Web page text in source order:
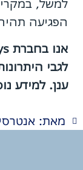
למשל,
הפגיעה
לגבי
ענן. למידע
מאת: